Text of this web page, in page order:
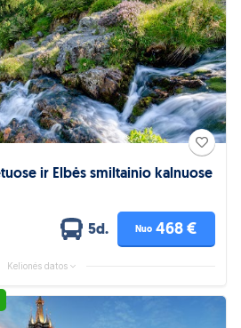
ir Elbės smiltainio kalnuose
5d. Nuo 468 €
Kelionės datos